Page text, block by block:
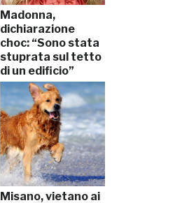
Madonna,
dichiarazione
choc: “Sono stata
stuprata sul tetto
di un edificio”
Misano, vietano ai